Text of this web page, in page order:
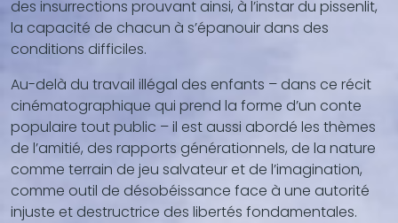
des insurrections prouvant ainsi, à l’instar du pissenlit,
la capacité de chacun à s’épanouir dans des
conditions difficiles.
Au-delà du travail illégal des enfants – dans ce récit
cinématographique qui prend la forme d’un conte
populaire tout public – il est aussi abordé les thèmes
de l’amitié, des rapports générationnels, de la nature
comme terrain de jeu salvateur et de l’imagination,
comme outil de désobéissance face à une autorité
injuste et destructrice des libertés fondamentales.